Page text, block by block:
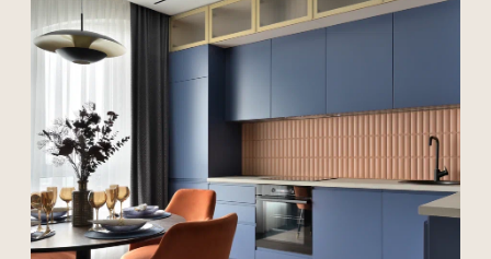
Площадь 100 м2
2021, ЖК «Островский»
«Мятные акценты»